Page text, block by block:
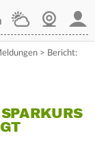
WetterWebcam
> Bericht: